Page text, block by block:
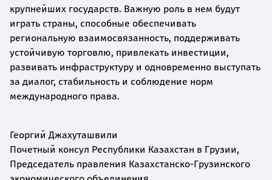
крупнейших государств. Важную роль в нем будут
играть страны, способные обеспечивать
региональную взаимосвязанность, поддерживать
устойчивую торговлю, привлекать инвестиции,
развивать инфраструктуру и одновременно выступать
за диалог, стабильность и соблюдение норм
международного права.
Георгий Джахуташвили
Почетный консул Республики Казахстан в Грузии,
Председатель правления Казахстанско-Грузинского